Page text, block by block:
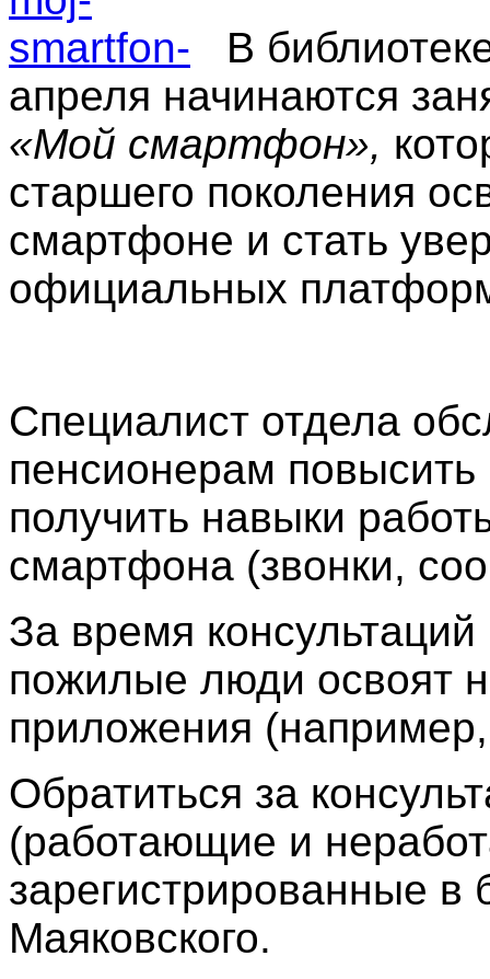
В
апреля начинаются
«Мой смартфон»,
старшего поколения
смартфоне и стать
официальных
Специалист отдела
пенсионерам
получить навыки
смартфона (звонки,
За время
пожилые люди освоят
приложения (например,
Обратиться за
(работающие и
зарегистрированные в
Маяковского.